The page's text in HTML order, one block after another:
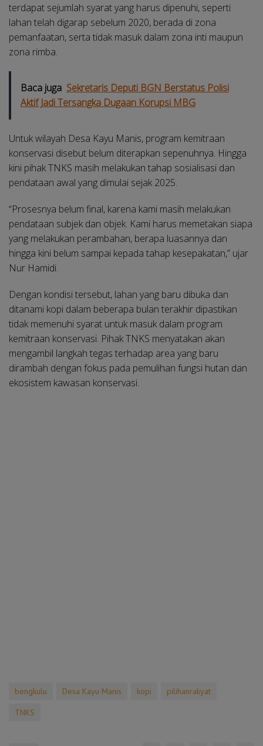
terdapat sejumlah syarat yang harus dipenuhi, seperti
lahan telah digarap sebelum 2020, berada di zona
pemanfaatan, serta tidak masuk dalam zona inti maupun
zona rimba.
Baca juga Sekretaris Deputi BGN Berstatus Polisi
Aktif Jadi Tersangka Dugaan Korupsi MBG
Untuk wilayah Desa Kayu Manis, program kemitraan
konservasi disebut belum diterapkan sepenuhnya. Hingga
kini pihak TNKS masih melakukan tahap sosialisasi dan
pendataan awal yang dimulai sejak 2025.
“Prosesnya belum final, karena kami masih melakukan
pendataan subjek dan objek. Kami harus memetakan siapa
yang melakukan perambahan, berapa luasannya dan
hingga kini belum sampai kepada tahap kesepakatan,” ujar
Nur Hamidi.
Dengan kondisi tersebut, lahan yang baru dibuka dan
ditanami kopi dalam beberapa bulan terakhir dipastikan
tidak memenuhi syarat untuk masuk dalam program
kemitraan konservasi. Pihak TNKS menyatakan akan
mengambil langkah tegas terhadap area yang baru
dirambah dengan fokus pada pemulihan fungsi hutan dan
ekosistem kawasan konservasi.
bengkulu Desa Kayu Manis kopi
pilihanrakyat
TNKS